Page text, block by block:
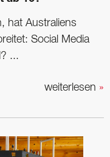
hat Australiens
Social Media
...
weiterlesen »